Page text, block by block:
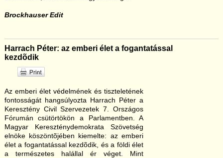
Brockhauser Edit
Harrach Péter: az emberi élet a fogantatással
kezdõdik
Az emberi élet védelmének és tiszteletének
fontosságát hangsúlyozta Harrach Péter a
Keresztény Civil Szervezetek 7. Országos
Fórumán csütörtökön a Parlamentben. A
Magyar Kereszténydemokrata Szövetség
elnöke köszöntõjében kiemelte: az emberi
élet a fogantatással kezdõdik, és a földi élet
a természetes halállal ér véget. Mint